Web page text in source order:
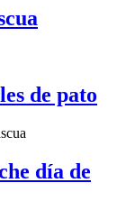
de pato
día de